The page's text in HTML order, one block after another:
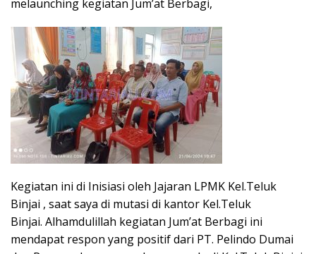
melaunching kegiatan Jum’at Berbagi,
Kegiatan ini di Inisiasi oleh Jajaran LPMK Kel.Teluk
Binjai , saat saya di mutasi di kantor Kel.Teluk
Binjai. Alhamdulillah kegiatan Jum’at Berbagi ini
mendapat respon yang positif dari PT. Pelindo Dumai